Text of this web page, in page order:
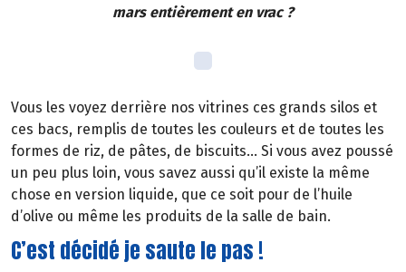
mars entièrement en vrac ?
Vous les voyez derrière nos vitrines ces grands silos et
ces bacs, remplis de toutes les couleurs et de toutes les
formes de riz, de pâtes, de biscuits… Si vous avez poussé
un peu plus loin, vous savez aussi qu’il existe la même
chose en version liquide, que ce soit pour de l’huile
d’olive ou même les produits de la salle de bain.
C’est décidé je saute le pas !